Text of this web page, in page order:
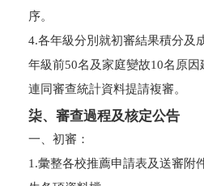
序。
4.各年級分別就初審結果積分及
年級前50名及家庭變故10名原因
連同審查統計資料提請複審。
柒、審查過程及核定公告
一、初審：
1.彙整各校推薦申請表及送審附